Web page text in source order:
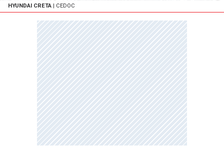
HYUNDAI CRETA | CEDOC